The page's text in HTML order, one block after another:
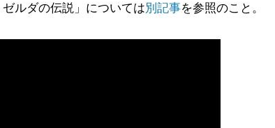
ルダの伝説」については別記事を参照のこと。